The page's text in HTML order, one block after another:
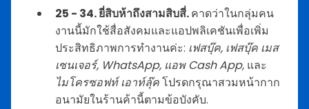
25 - 34. ยี่สิบห้าถึงสามสิบสี่.คาดว่าในกลุ่มคน
งานนี้มักใช้สื่อสังคมและแอปพลิเคชันเพื่อเพิ่ม
ประสิทธิภาพการทำงานค่ะ: เฟสบุ๊ค, เฟสบุ๊ค เมส
เซนเจอร์, WhatsApp, แอพ Cash App, และ
ไมโครซอฟท์ เอาท์ลุ๊คโปรดกรุณาสวมหน้ากาก
อนามัยในร้านค้านี้ตามข้อบังคับ.